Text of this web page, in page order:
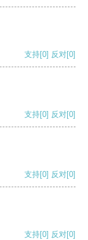
支持[0] 反对[0]
支持[0] 反对[0]
支持[0] 反对[0]
支持[0] 反对[0]